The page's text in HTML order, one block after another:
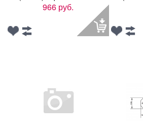
966 руб.